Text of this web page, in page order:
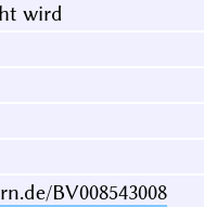
wird
BV008543008